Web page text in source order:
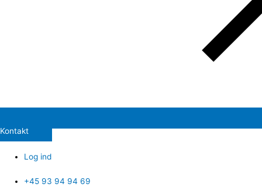
Kontakt
Log ind
+45 93 94 94 69